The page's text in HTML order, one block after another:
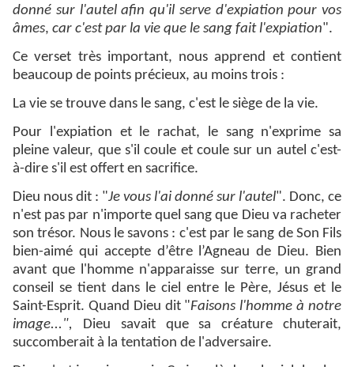
donné sur l'autel afin qu'il serve d'expiation pour vos
âmes, car c'est par la vie que le sang fait l'expiation".
Ce verset très important, nous apprend et contient
beaucoup de points précieux, au moins trois :
La vie se trouve dans le sang, c'est le siège de la vie.
Pour l'expiation et le rachat, le sang n'exprime sa
pleine valeur, que s'il coule et coule sur un autel c'est-
à-dire s'il est offert en sacrifice.
Dieu nous dit : "Je vous l'ai donné sur l'autel". Donc, ce
n'est pas par n'importe quel sang que Dieu va racheter
son trésor. Nous le savons : c'est par le sang de Son Fils
bien-aimé qui accepte d’être l’Agneau de Dieu. Bien
avant que l'homme n'apparaisse sur terre, un grand
conseil se tient dans le ciel entre le Père, Jésus et le
Saint-Esprit. Quand Dieu dit "Faisons l'homme à notre
image...",
Dieu savait que sa créature chuterait,
succomberait à la tentation de l'adversaire.